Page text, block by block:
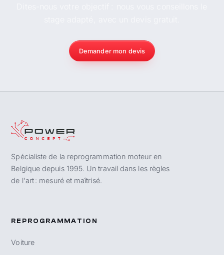
Demander mon devis
Spécialiste de la reprogrammation moteur en
Belgique depuis 1995. Un travail dans les règles
de l'art : mesuré et maîtrisé.
REPROGRAMMATION
Voiture